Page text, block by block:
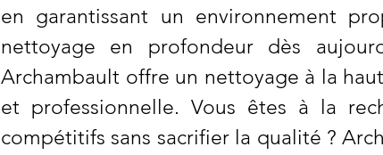
en garantissant un environnement
nettoyage en profondeur dès
Archambault offre un nettoyage à la
et professionnelle. Vous êtes à la
compétitifs sans sacrifier la qualité ?